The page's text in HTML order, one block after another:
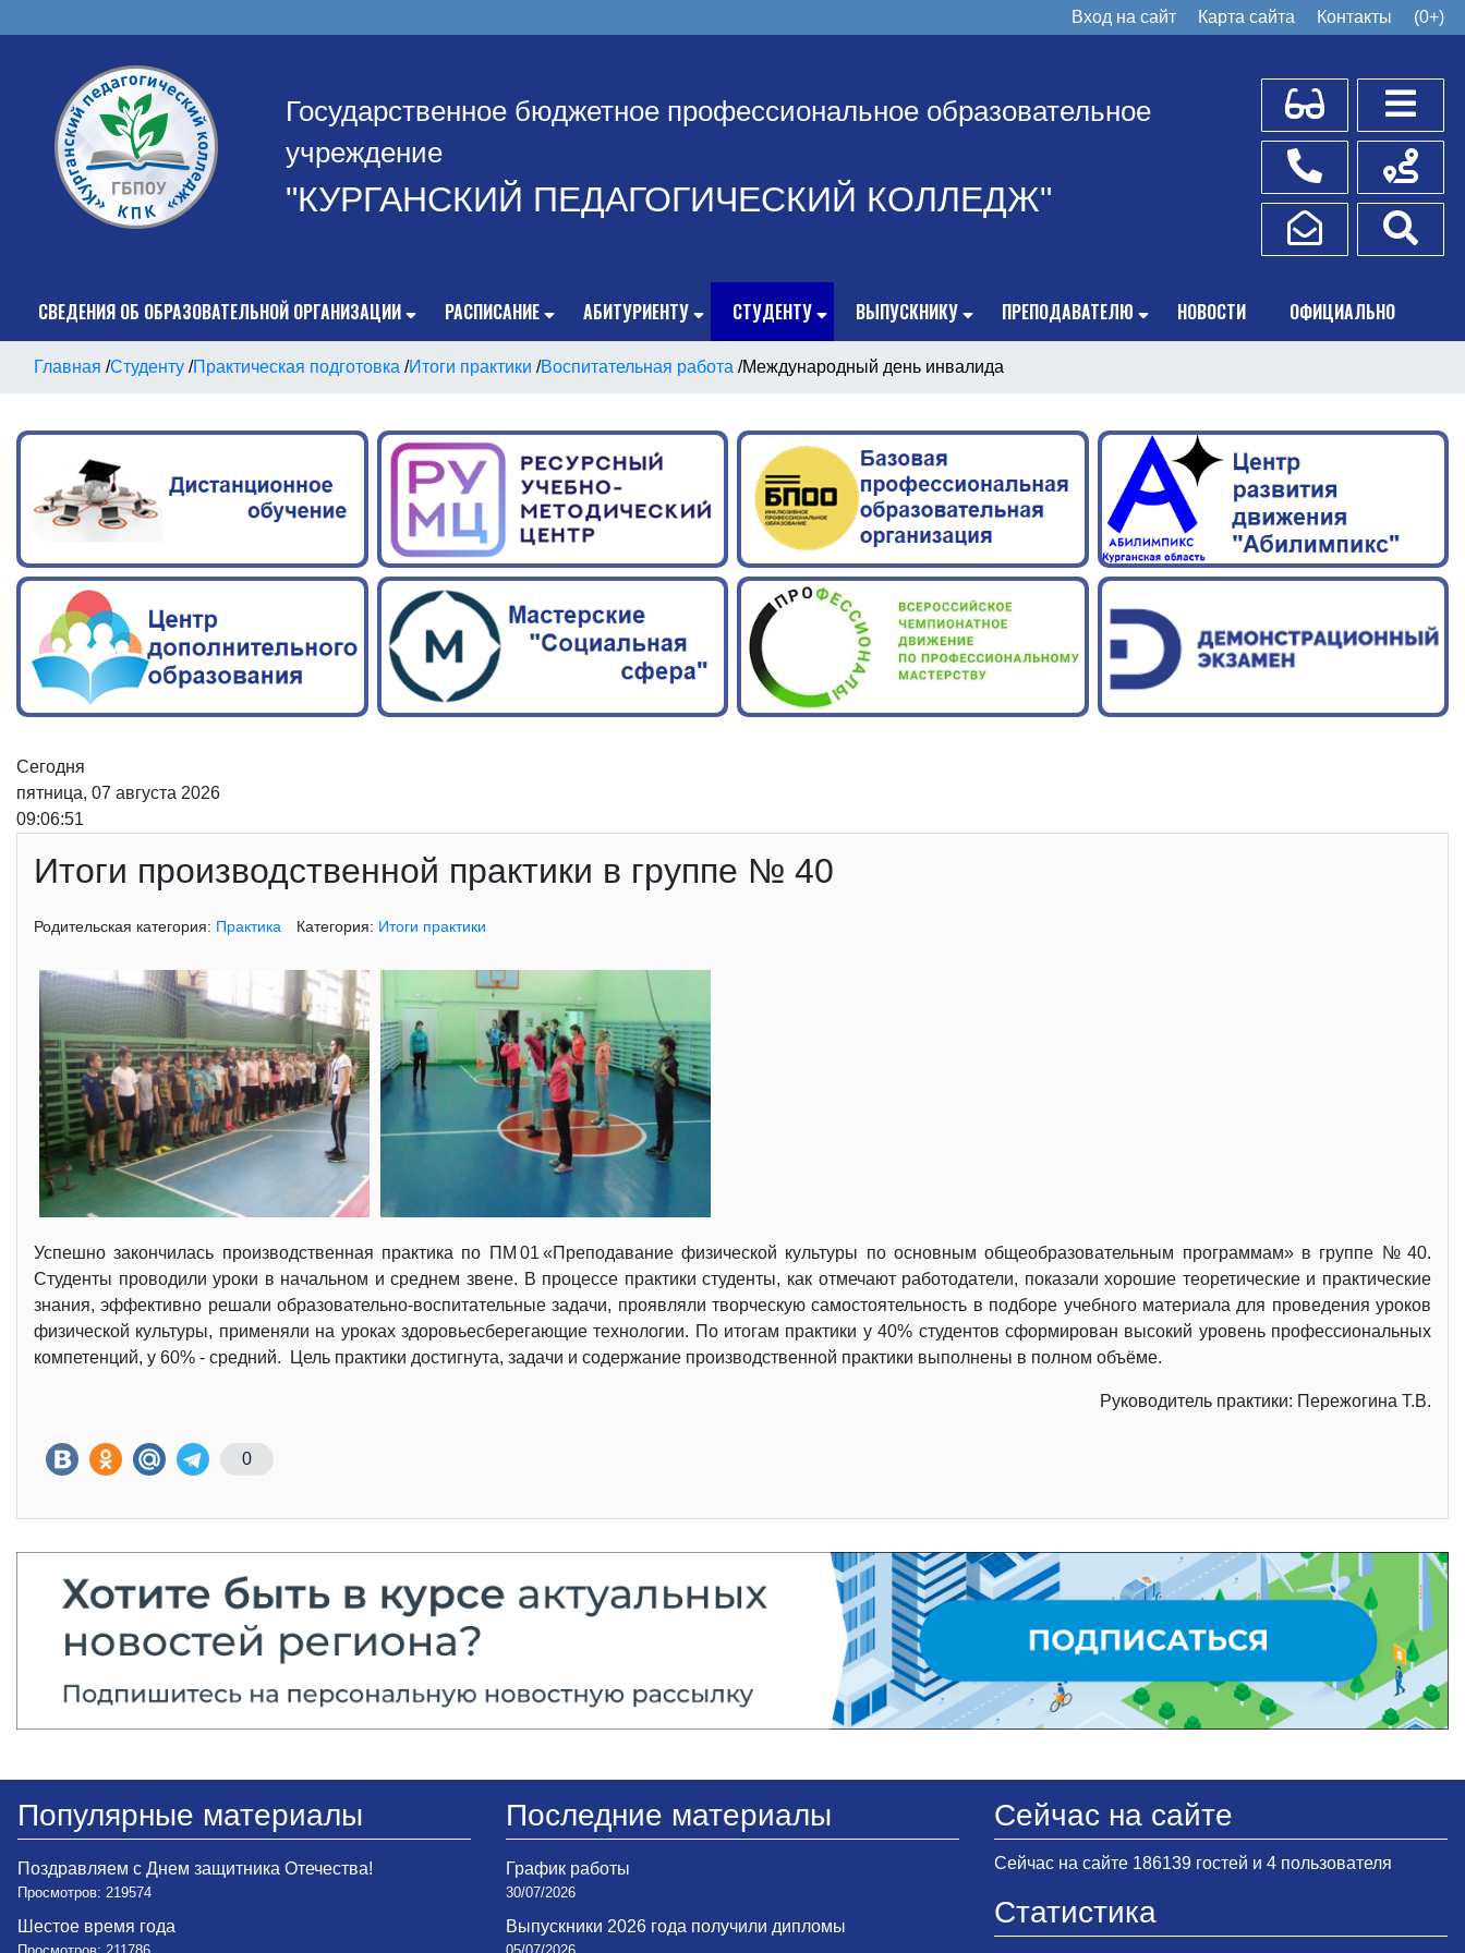
Вход на сайт Карта сайта Контакты (0+)
Государственное бюджетное профессиональное образовательное
учреждение
"КУРГАНСКИЙ ПЕДАГОГИЧЕСКИЙ КОЛЛЕДЖ"
Для слабовидящих
Телефоны
Написать обращение
Схема
СВЕДЕНИЯ ОБ ОБРАЗОВАТЕЛЬНОЙ ОРГАНИЗАЦИИ РАСПИСАНИЕ АБИТУРИЕНТУ СТУДЕНТУ ВЫПУСКНИКУ ПРЕПОДАВАТЕЛЮ НОВОСТИ ОФИЦИАЛЬНО
Главная /Студенту /Практическая подготовка /Итоги практики /Воспитательная работа /Международный день инвалида
Сегодня
пятница, 07 августа 2026
09:06:52
Итоги производственной практики в группе № 40
Родительская категория: Практика Категория: Итоги практики
Успешно закончилась производственная практика по ПМ 01 «Преподавание физической культуры по основным общеобразовательным программам» в группе № 40.
Студенты проводили уроки в начальном и среднем звене. В процессе практики студенты, как отмечают работодатели, показали хорошие теоретические и практические
знания, эффективно решали образовательно-воспитательные задачи, проявляли творческую самостоятельность в подборе учебного материала для проведения уроков
физической культуры, применяли на уроках здоровьесберегающие технологии. По итогам практики у 40% студентов сформирован высокий уровень профессиональных
компетенций, у 60% - средний. Цель практики достигнута, задачи и содержание производственной практики выполнены в полном объёме.
Руководитель практики: Пережогина Т.В.
0
Популярные материалы
Поздравляем с Днем защитника Отечества!
Просмотров: 219574
Шестое время года
Последние материалы
График работы
30/07/2026
Выпускники 2026 года получили дипломы
Сейчас на сайте
Сейчас на сайте 186139 гостей и 4 пользователя
Статистика